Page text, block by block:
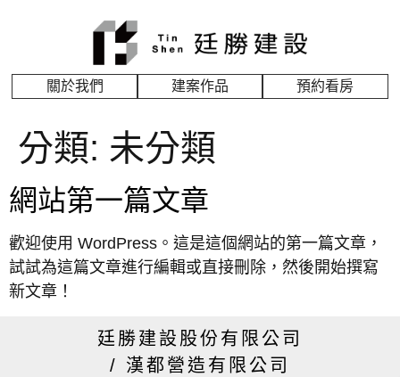
關於我們 建案作品 預約看房
分類: 未分類
網站第一篇文章
歡迎使用 WordPress。這是這個網站的第一篇文章，
試試為這篇文章進行編輯或直接刪除，然後開始撰寫
新文章！
廷勝建設股份有限公司
/ 漢都營造有限公司